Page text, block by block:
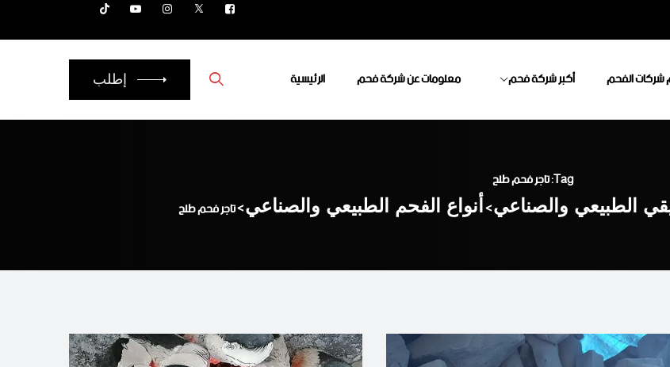
الرئيسية معلومات عن شركة فحم أكبر شركة فحم شركات الفحم إطلب
Tag: تاجر فحم طلح
الطبيعي والصناعي> أنواع الفحم الطبيعي والصناعي>تاجر فحم طلح